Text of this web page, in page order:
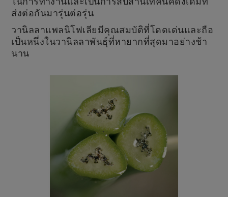
ส่งต่อกันมารุ่นต่อรุ่น
วานิลลาแพลนิโฟเลียมีคุณสมบัติที่โดดเด่นและถือ
เป็นหนึ่งในวานิลลาพันธุ์ที่หายากที่สุดมาอย่างช้า
นาน